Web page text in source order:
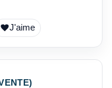
J'aime